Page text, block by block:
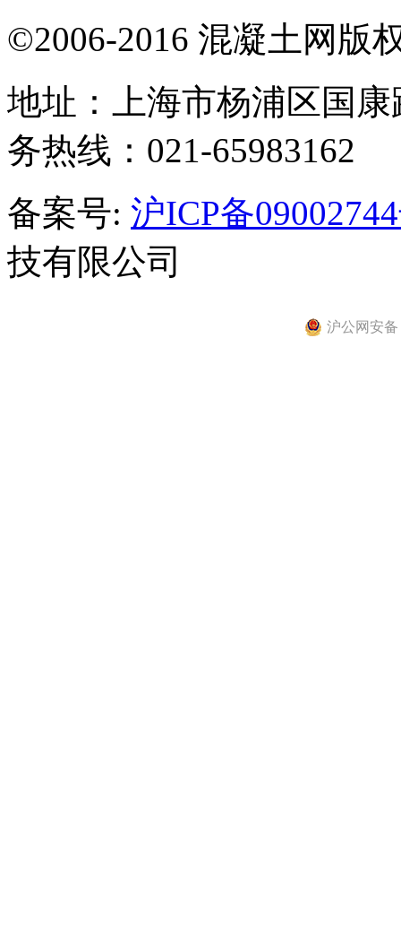
©2006-2016 混凝土网版
地址：上海市杨浦区国
务热线：021-65983162
备案号: 沪ICP备
技有限公司
沪公网安备